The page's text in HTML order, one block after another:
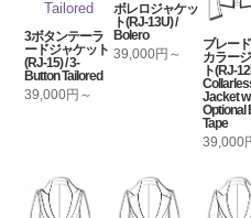
3ボタンテーラ
ードジャケット
(RJ-15) / 3-
Button Tailored
39,000円～
ボレロジャケッ
ト(RJ-13U) /
Bolero
39,000円～
ブレー
カラー
ト(RJ-
Jacket
Optional
Tape
39,000